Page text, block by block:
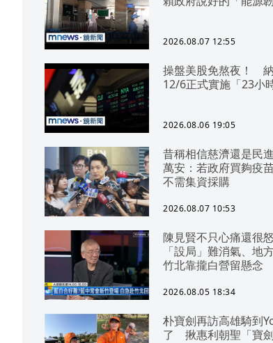
2026.08.07 12:55
操盤美股免熬夜！
12/6正式實施「23小
2026.08.06 19:05
昔稱相信慈濟還是民
萬安：若政府買夠疫
不需集資採購
2026.08.07 10:53
陳見賢不只心痛還很
「設局」難消氣、地
竹北靠攏白營留懸念
2026.08.05 18:34
朴寶劍再訪高雄騎到
了 揪惠利朝聖「寶